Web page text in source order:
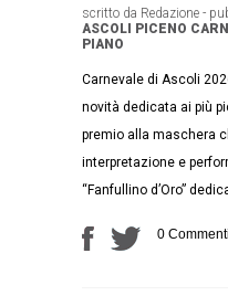
scritto da Redazione -
ASCOLI PICENO
PIANO
Carnevale di Ascoli
novità dedicata ai più
premio alla maschera
interpretazione e
“Fanfullino d’Oro”
0 Commenti